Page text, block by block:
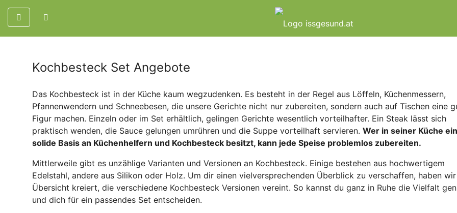
Kochbesteck Set Angebote
Das Kochbesteck ist in der Küche kaum wegzudenken. Es besteht in der Regel aus Löffeln, Küchenmessern,
Pfannenwendern und Schneebesen, die unsere Gerichte nicht nur zubereiten, sondern auch auf Tischen eine
Figur machen. Einzeln oder im Set erhältlich, gelingen Gerichte wesentlich vorteilhafter. Ein Steak lässt sich
praktisch wenden, die Sauce gelungen umrühren und die Suppe vorteilhaft servieren. Wer in seiner Küche
solide Basis an Küchenhelfern und Kochbesteck besitzt, kann jede Speise problemlos zubereiten.
Mittlerweile gibt es unzählige Varianten und Versionen an Kochbesteck. Einige bestehen aus hochwertigem
Edelstahl, andere aus Silikon oder Holz. Um dir einen vielversprechenden Überblick zu verschaffen, haben
Übersicht kreiert, die verschiedene Kochbesteck Versionen vereint. So kannst du ganz in Ruhe die Vielfalt
und dich für ein passendes Set entscheiden.